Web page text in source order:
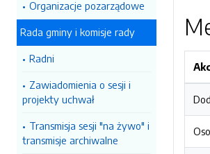
Organizacje pozarządowe
Rada gminy i komisje rady
Radni
Zawiadomienia o sesji i
projekty uchwał
Transmisja sesji "na żywo" i
transmisje archiwalne